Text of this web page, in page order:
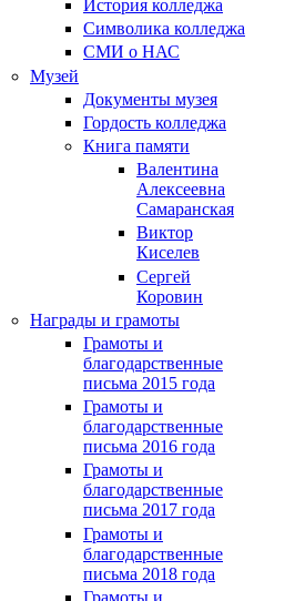
История колледжа
Символика колледжа
СМИ о НАС
Музей
Документы музея
Гордость колледжа
Книга памяти
Валентина
Алексеевна
Самаранская
Виктор
Киселев
Сергей
Коровин
Награды и грамоты
Грамоты и
благодарственные
письма 2015 года
Грамоты и
благодарственные
письма 2016 года
Грамоты и
благодарственные
письма 2017 года
Грамоты и
благодарственные
письма 2018 года
Грамоты и